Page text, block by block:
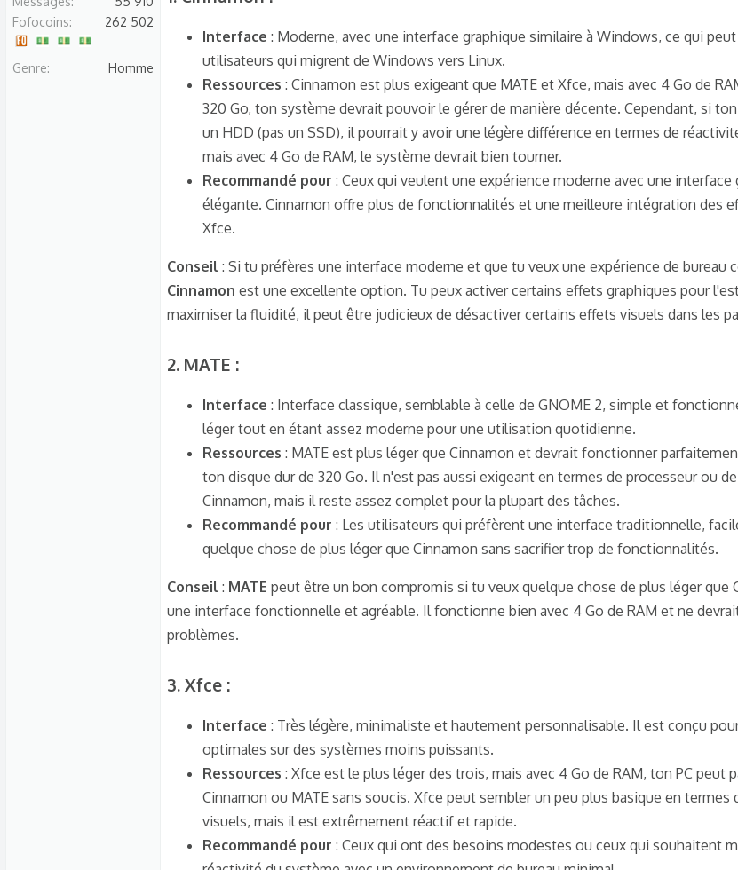
Fofocoins
262 502
Genre Homme
Interface : Moderne, avec une interface graphique similaire à Windows, ce qui
utilisateurs qui migrent de Windows vers Linux.
Ressources : Cinnamon est plus exigeant que MATE et Xfce, mais avec 4 Go de
320 Go, ton système devrait pouvoir le gérer de manière décente. Cependant, si
un HDD (pas un SSD), il pourrait y avoir une légère différence en termes de
mais avec 4 Go de RAM, le système devrait bien tourner.
Recommandé pour : Ceux qui veulent une expérience moderne avec une
élégante. Cinnamon offre plus de fonctionnalités et une meilleure intégration des
Xfce.
Conseil : Si tu préfères une interface moderne et que tu veux une expérience de bureau
Cinnamon est une excellente option. Tu peux activer certains effets graphiques pour
maximiser la fluidité, il peut être judicieux de désactiver certains effets visuels dans les
2. MATE :​
Interface : Interface classique, semblable à celle de GNOME 2, simple et
léger tout en étant assez moderne pour une utilisation quotidienne.
Ressources : MATE est plus léger que Cinnamon et devrait fonctionner
ton disque dur de 320 Go. Il n'est pas aussi exigeant en termes de processeur ou
Cinnamon, mais il reste assez complet pour la plupart des tâches.
Recommandé pour : Les utilisateurs qui préfèrent une interface traditionnelle,
quelque chose de plus léger que Cinnamon sans sacrifier trop de fonctionnalités.
Conseil : MATE peut être un bon compromis si tu veux quelque chose de plus léger que
une interface fonctionnelle et agréable. Il fonctionne bien avec 4 Go de RAM et ne
problèmes.
3. Xfce :​
Interface : Très légère, minimaliste et hautement personnalisable. Il est conçu
optimales sur des systèmes moins puissants.
Ressources : Xfce est le plus léger des trois, mais avec 4 Go de RAM, ton PC peut
Cinnamon ou MATE sans soucis. Xfce peut sembler un peu plus basique en
visuels, mais il est extrêmement réactif et rapide.
Recommandé pour : Ceux qui ont des besoins modestes ou ceux qui souhaitent